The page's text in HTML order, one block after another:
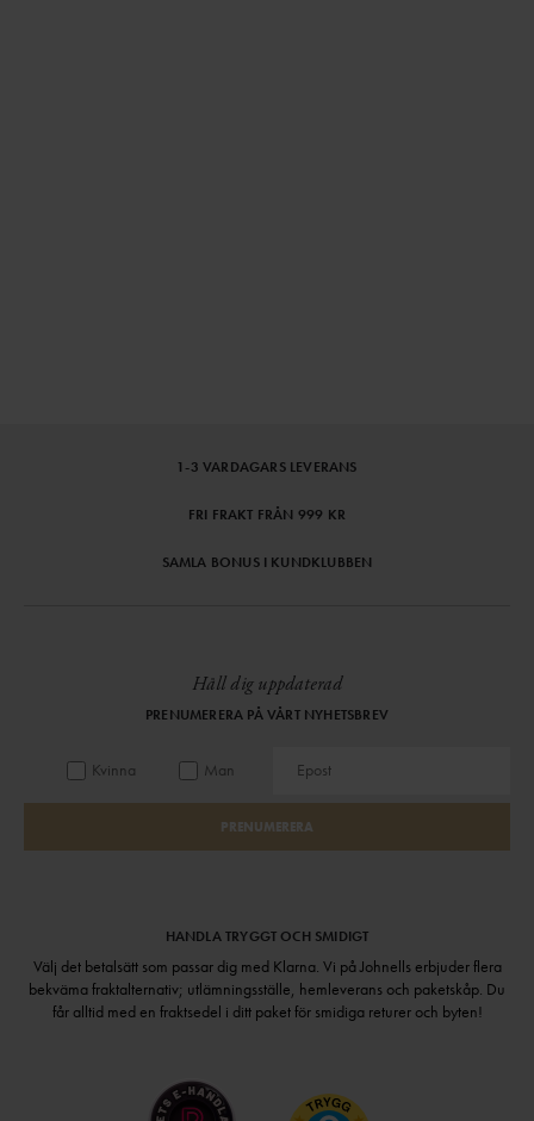
1-3 VARDAGARS LEVERANS
FRI FRAKT FRÅN 999 KR
SAMLA BONUS I KUNDKLUBBEN
Håll dig uppdaterad
PRENUMERERA PÅ VÅRT NYHETSBREV
Kvinna Man
PRENUMERERA
HANDLA TRYGGT OCH SMIDIGT
Välj det betalsätt som passar dig med Klarna. Vi på Johnells erbjuder flera
bekväma fraktalternativ; utlämningsställe, hemleverans och paketskåp. Du
får alltid med en fraktsedel i ditt paket för smidiga returer och byten!